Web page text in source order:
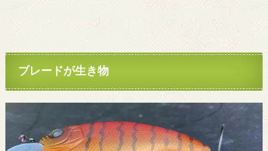
ブレードが生き物